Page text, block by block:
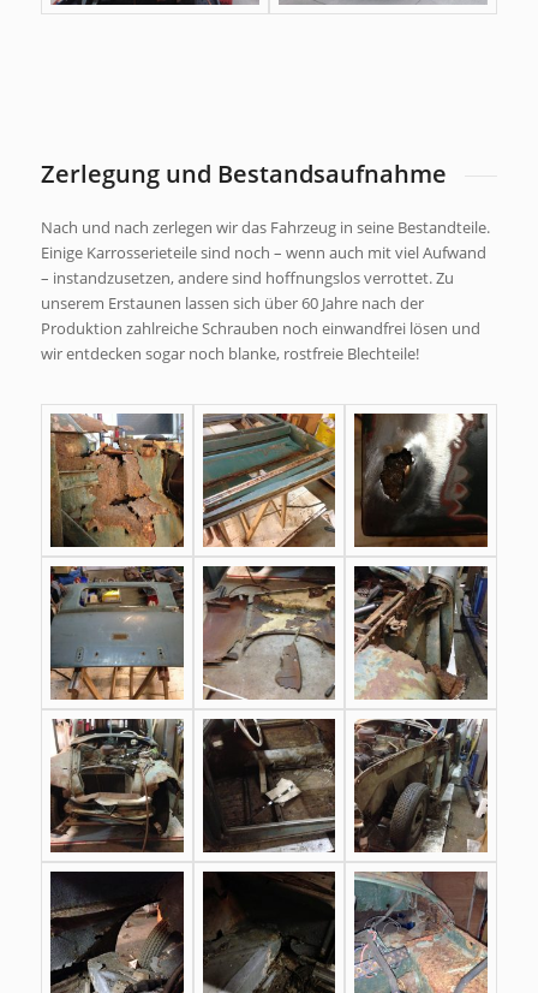
Zerlegung und Bestandsaufnahme
Nach und nach zerlegen wir das Fahrzeug in seine Bestandteile.
Einige Karrosserieteile sind noch – wenn auch mit viel Aufwand
– instandzusetzen, andere sind hoffnungslos verrottet. Zu
unserem Erstaunen lassen sich über 60 Jahre nach der
Produktion zahlreiche Schrauben noch einwandfrei lösen und
wir entdecken sogar noch blanke, rostfreie Blechteile!